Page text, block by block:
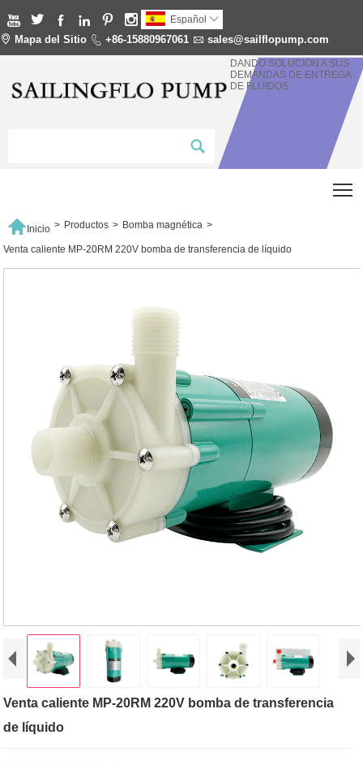
      Español 
 Mapa del Sitio  +86-15880967061  sales@sailflopump.com
DANDO SOLUCIÓN A SUS
DEMANDAS DE ENTREGA
DE FLUIDOS
Inicio > Productos > Bomba magnética >
Venta caliente MP-20RM 220V bomba de transferencia de líquido
Venta caliente MP-20RM 220V bomba de transferencia
de líquido